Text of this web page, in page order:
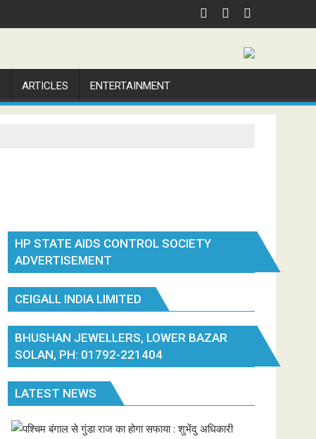
ARTICLES ENTERTAINMENT
HP STATE AIDS CONTROL SOCIETY
ADVERTISEMENT
CEIGALL INDIA LIMITED
BHUSHAN JEWELLERS, LOWER BAZAR
SOLAN, PH: 01792-221404
LATEST NEWS